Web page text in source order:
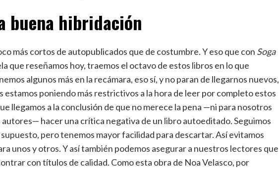
buena hibridación
más cortos de autopublicados que de costumbre. Y eso que con Soga
que reseñamos hoy, traemos el octavo de estos libros en lo que
algunos más en la recámara, eso sí, y no paran de llegarnos nuevos,
estamos poniendo más restrictivos a la hora de leer por completo estos
llegamos a la conclusión de que no merece la pena —ni para nosotros
autores— hacer una crítica negativa de un libro autoeditado. Seguimos
pero tenemos mayor facilidad para descartar. Así evitamos
unos y otros. Y así también podemos asegurar a nuestros lectores que
con títulos de calidad. Como esta obra de Noa Velasco, por